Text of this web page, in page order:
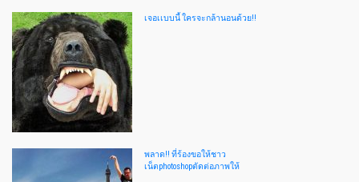
เจอเเบบนี้ ใครจะกล้านอนด้วย!!
พลาด!! ที่ร้องขอให้ชาว
เน็ตphotoshopตัดต่อภาพให้